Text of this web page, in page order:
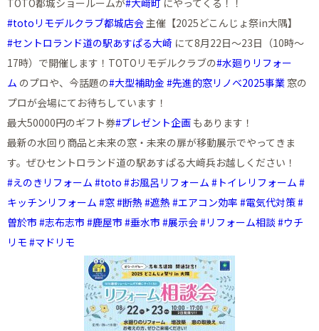
TOTO都城ショールームが#大﨑町 にやってくる！！
#totoリモデルクラブ都城店会主催【2025どこんじょ祭in大隅】
#セントロランド道の駅あすぱる大崎 にて8月22日〜23日（10時〜
17時）で開催します！TOTOリモデルクラブの#水廻りリフォー
ム のプロや、今話題の#大型補助金 #先進的窓リノベ2025事業 窓の
プロが会場にてお待ちしています！
最大50000円のギフト券#プレゼント企画 もあります！
最新の水回り商品と未来の窓・未来の扉が移動展示でやってきま
す。ぜひセントロランド道の駅あすぱる大﨑兵お越しください！
#えのきリフォーム #toto #お風呂リフォーム #トイレリフォーム #
キッチンリフォーム #窓#断熱 #遮熱 #エアコン効率 #電気代対策#
曽於市 #志布志市 #鹿屋市 #垂水市 #展示会#リフォーム相談 #ウチ
リモ #マドリモ